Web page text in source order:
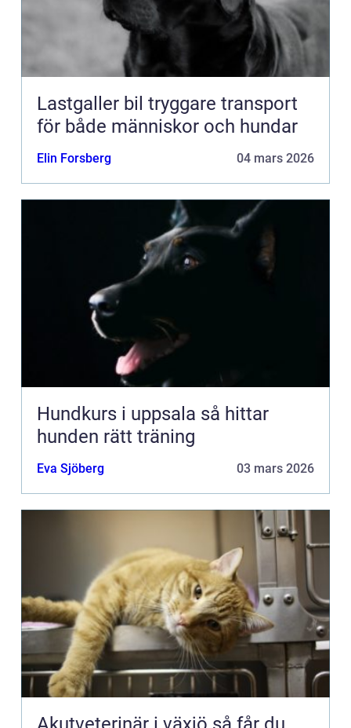
Lastgaller bil tryggare transport
för både människor och hundar
Elin Forsberg 04 mars 2026
Hundkurs i uppsala så hittar
hunden rätt träning
Eva Sjöberg 03 mars 2026